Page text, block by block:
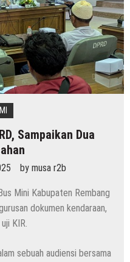
Sampaikan Dua
by musa r2b
Mini Kabupaten Rembang
dokumen kendaraan,
KIR.
sebuah audiensi bersama